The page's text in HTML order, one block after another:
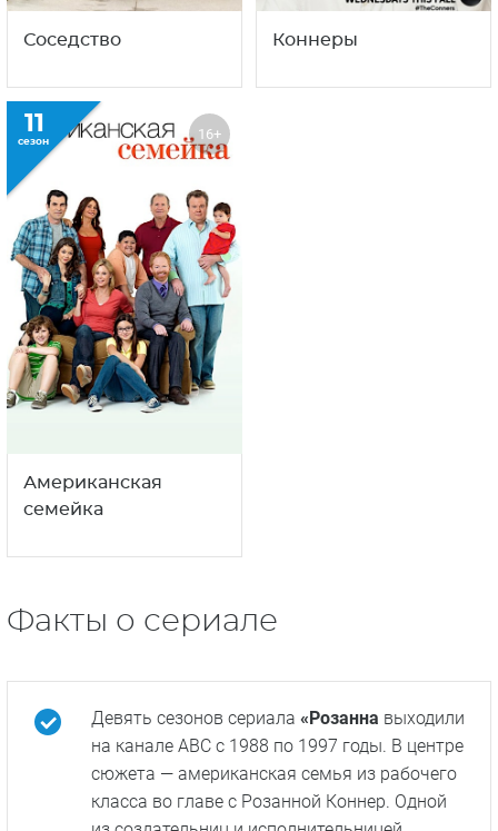
5
Соседство
4
11